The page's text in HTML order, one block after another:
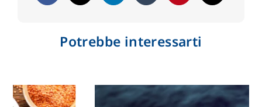
Potrebbe interessarti